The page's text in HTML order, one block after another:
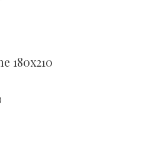
180x210